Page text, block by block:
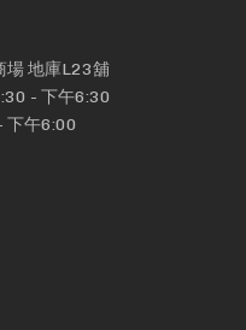
場 地庫L23舖
- 下午6:30
下午6:00